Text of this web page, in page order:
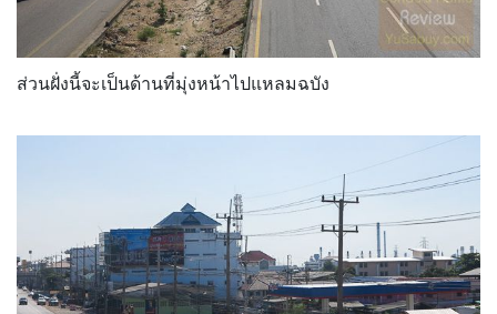
ส่วนฝั่งนี้จะเป็นด้านที่มุ่งหน้าไปแหลมฉบัง